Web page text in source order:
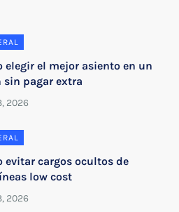
elegir el mejor asiento en un
sin pagar extra
evitar cargos ocultos de
low cost